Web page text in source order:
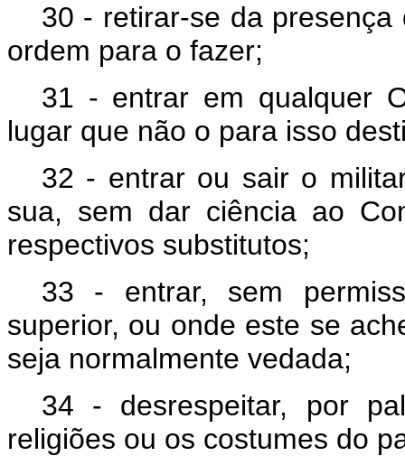
30 - retirar-se da
ordem para o fazer;
31 - entrar em qualquer
lugar que não o para isso
32 - entrar ou sair o
sua, sem dar ciência ao
respectivos substitutos;
33 - entrar, sem
superior, ou onde este se
seja normalmente vedada;
34 - desrespeitar, por
religiões ou os costumes do